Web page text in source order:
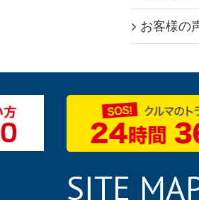
お客様の
SITE